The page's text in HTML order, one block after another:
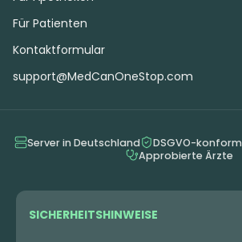
Für Patienten
Kontaktformular
support@MedCanOneStop.com
Server in Deutschland DSGVO-konform
Approbierte Ärzte
SICHERHEITSHINWEISE